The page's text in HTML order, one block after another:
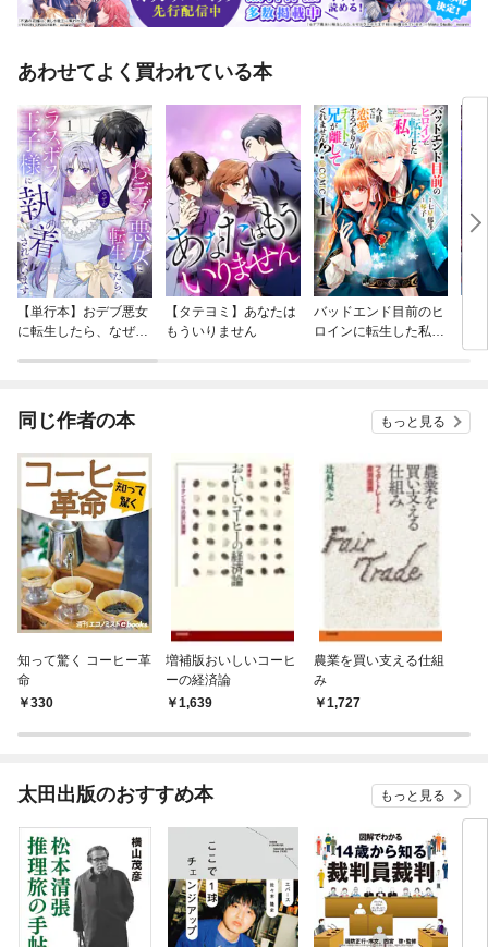
あわせてよく買われている本
【単行本】おデブ悪女
に転生したら、なぜか
【タテヨミ】あなたは
もういりません
バッドエンド目前のヒ
ロインに転生した私、
同じ作者の本 もっと見る
知って驚く コーヒー革
命
330
増補版おいしいコーヒ
ーの経済論
1,639
農業を買い支える仕組
み
1,727
太田出版のおすすめ本 もっと見る